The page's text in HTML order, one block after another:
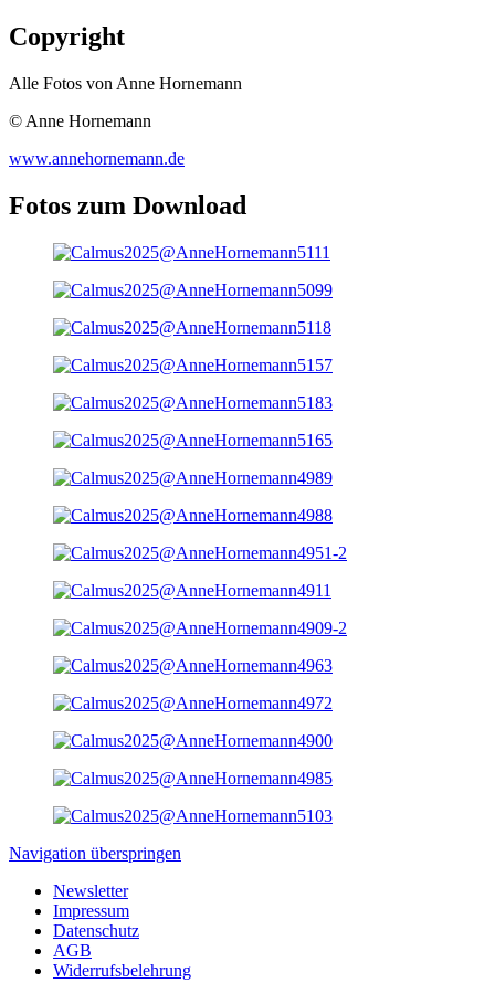
Copyright
Alle Fotos von Anne Hornemann
© Anne Hornemann
www.annehornemann.de
Fotos zum Download
Navigation überspringen
Newsletter
Impressum
Datenschutz
AGB
Widerrufsbelehrung